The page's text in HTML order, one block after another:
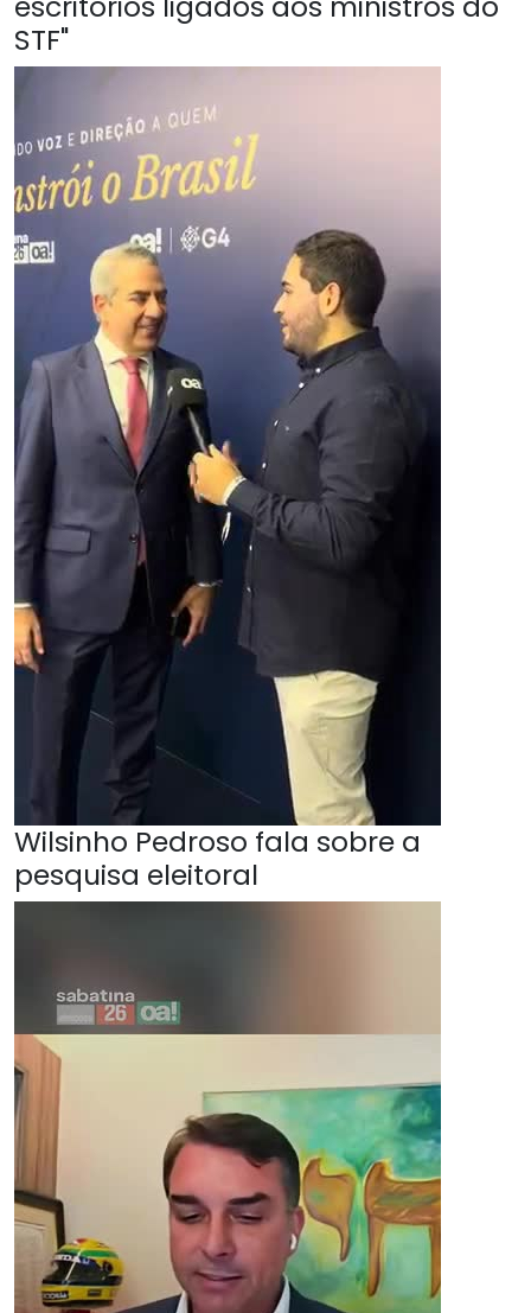
STF"
Wilsinho Pedroso fala sobre a
pesquisa eleitoral